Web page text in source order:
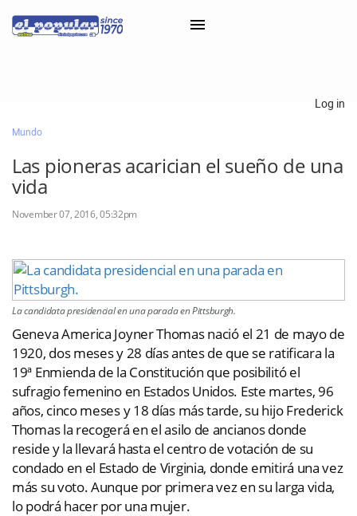
Classifieds
Categorías
×
Log in
Mundo
Las pioneras acarician el sueño de una
vida
November 07, 2016, 05:32pm
La candidata presidencial en una parada en Pittsburgh.
Geneva America Joyner Thomas nació el 21 de mayo de
1920, dos meses y 28 días antes de que se ratificara la
19ª Enmienda de la Constitución que posibilitó el
sufragio femenino en Estados Unidos. Este martes, 96
años, cinco meses y 18 días más tarde, su hijo Frederick
Thomas la recogerá en el asilo de ancianos donde
reside y la llevará hasta el centro de votación de su
condado en el Estado de Virginia, donde emitirá una vez
más su voto. Aunque por primera vez en su larga vida,
lo podrá hacer por una mujer.